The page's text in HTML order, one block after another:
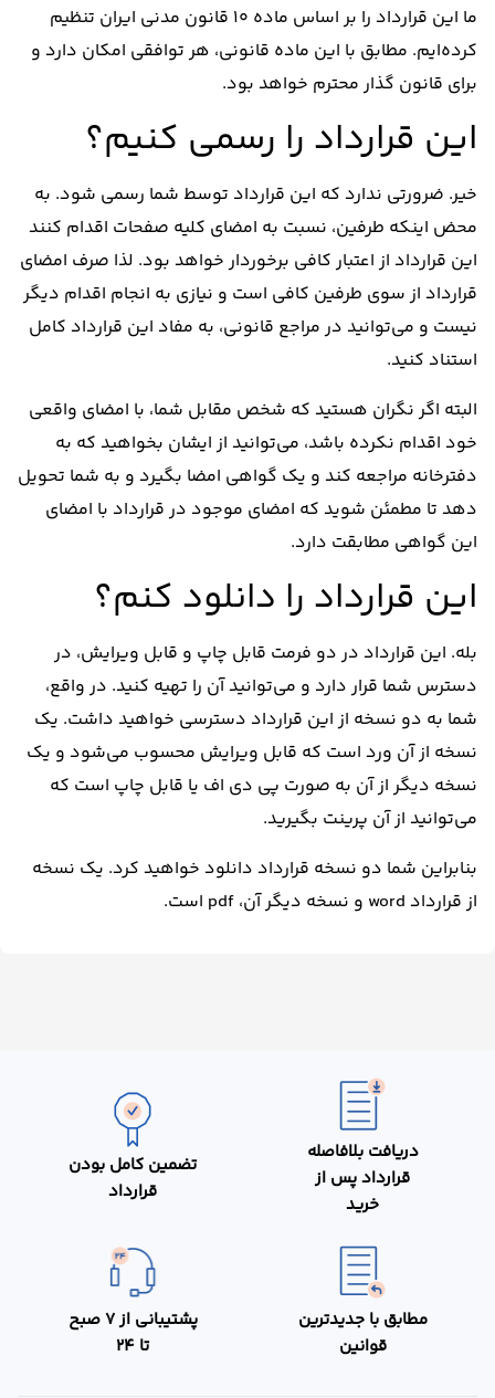
ما این قرارداد را بر اساس ماده 10 قانون مدنی ایران تنظیم
کرده‌ایم. مطابق با این ماده قانونی، هر توافقی امکان دارد و
برای قانون گذار محترم خواهد بود.
این قرارداد را رسمی کنیم؟
خیر. ضرورتی ندارد که این قرارداد توسط شما رسمی شود. به
محض اینکه طرفین، نسبت به امضای کلیه صفحات اقدام کنند
این قرارداد از اعتبار کافی برخوردار خواهد بود. لذا صرف امضای
قرارداد از سوی طرفین کافی است و نیازی به انجام اقدام دیگر
نیست و می‌توانید در مراجع قانونی، به مفاد این قرارداد کامل
استناد کنید.
البته اگر نگران هستید که شخص مقابل شما، با امضای واقعی
خود اقدام نکرده باشد، می‌توانید از ایشان بخواهید که به
دفترخانه مراجعه کند و یک گواهی امضا بگیرد و به شما تحویل
دهد تا مطمئن شوید که امضای موجود در قرارداد با امضای
این گواهی مطابقت دارد.
این قرارداد را دانلود کنم؟
بله. این قرارداد در دو فرمت قابل چاپ و قابل ویرایش، در
دسترس شما قرار دارد و می‌توانید آن را تهیه کنید. در واقع،
شما به دو نسخه از این قرارداد دسترسی خواهید داشت. یک
نسخه از آن ورد است که قابل ویرایش محسوب می‌شود و یک
نسخه دیگر از آن به صورت پی دی اف یا قابل چاپ است که
می‌توانید از آن پرینت بگیرید.
بنابراین شما دو نسخه قرارداد دانلود خواهید کرد. یک نسخه
از قرارداد word و نسخه دیگر آن، pdf است.
دریافت بلافاصله
قرارداد پس از
خرید
تضمین کامل بودن
قرارداد
مطابق با جدیدترین
قوانین
پشتیبانی از 7 صبح
تا 24